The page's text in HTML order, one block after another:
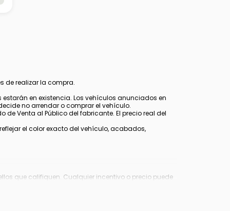
de realizar la compra.
en existencia. Los vehículos anunciados en
no arrendar o comprar el vehículo.
de Venta al Público del fabricante. El precio real del
el color exacto del vehículo, acabados,
que califiquen. Cualquier incentivo o precio puede